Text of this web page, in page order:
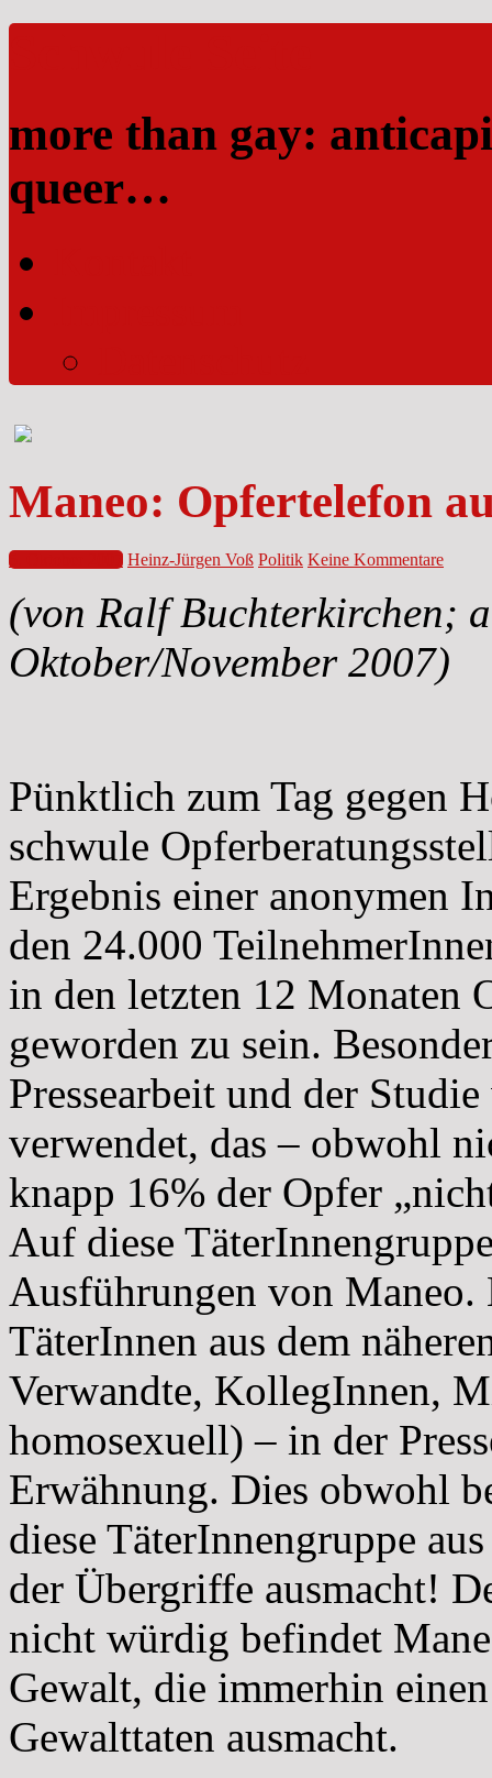
more than gay:
queer…
Maneo: Opfertelefon
5. Oktober 2007 Heinz-Jürgen Voß Politik Keine Kommentare
(von Ralf Buchterkirchen;
Oktober/November 2007)
Pünktlich zum Tag gegen
schwule
Ergebnis einer anonymen
den 24.000
in den letzten 12 Monaten
geworden zu sein.
Pressearbeit und der
verwendet, das – obwohl
knapp 16% der Opfer
Auf diese
Ausführungen von
TäterInnen aus dem
Verwandte, KollegInnen,
homosexuell) – in der
Erwähnung. Dies obwohl
diese TäterInnengruppe
der Übergriffe ausmacht!
nicht würdig befindet
Gewalt, die immerhin
Gewalttaten ausmacht.